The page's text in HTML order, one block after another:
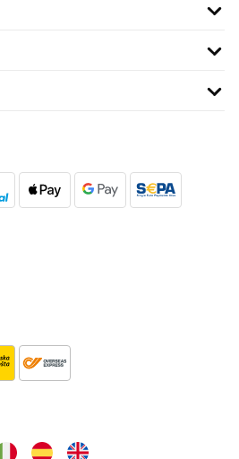
Meine Frau und ich waren
sind. Brötchen aufbacken,
funktioniert einwandfrei und der Korb ist
Brötchen. Der Korb ist auch in heißem
herausnehmbar. Der Grilleinsatz und der
Wasser zu reinigen. Durch die
um den Fisch oder meine
ausprechen
sans huile a déjà trouvé sa place
une friteuse avec huile.Hier j'ai testé la